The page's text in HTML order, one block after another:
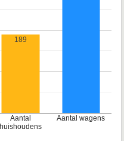
Aantal
huishoudens
Aantal wagens
189